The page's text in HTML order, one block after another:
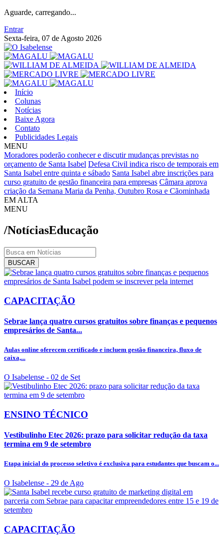
Aguarde, carregando...
Entrar
Sexta-feira, 07 de Agosto 2026
Início
Colunas
Notícias
Baixe Agora
Contato
Publicidades Legais
MENU
Moradores poderão conhecer e discutir mudanças previstas no
orçamento de Santa Isabel Defesa Civil indica risco de temporais em
Santa Isabel entre quinta e sábado Santa Isabel abre inscrições para
curso gratuito de gestão financeira para empresas Câmara aprova
criação da Semana Maria da Penha, Outubro Rosa e Cãominhada
EM ALTA
MENU
/NotíciasEducação
BUSCAR
CAPACITAÇÃO
Sebrae lança quatro cursos gratuitos sobre finanças e pequenos
empresários de Santa...
Aulas online oferecem certificado e incluem gestão financeira, fluxo de
caixa,...
O Isabelense - 02 de Set
ENSINO TÉCNICO
Vestibulinho Etec 2026: prazo para solicitar redução da taxa
termina em 9 de setembro
Etapa inicial do processo seletivo é exclusiva para estudantes que buscam o...
O Isabelense - 29 de Ago
CAPACITAÇÃO